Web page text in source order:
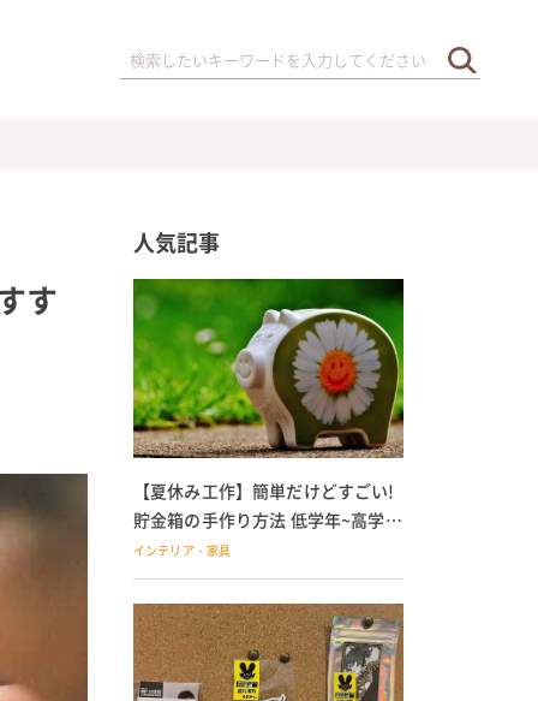
す
人気記事
【夏休み工作】簡単だけどすごい!
貯金箱の手作り方法 低学年~高学年
の子どもにも
インテリア・家具